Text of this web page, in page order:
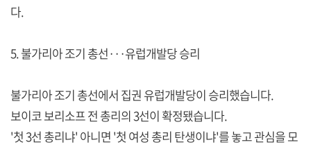
다.
5. 불가리아 조기 총선···유럽개발당 승리
불가리아 조기 총선에서 집권 유럽개발당이 승리했습니다.
보이코 보리소프 전 총리의 3선이 확정됐습니다.
'첫 3선 총리냐' 아니면 '첫 여성 총리 탄생이냐'를 놓고 관심을 모